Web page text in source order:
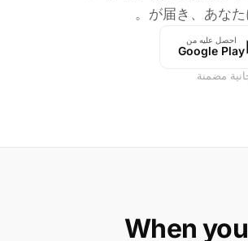
が届き、あなた
احصل عليه من
Google Play
مضمنة
When